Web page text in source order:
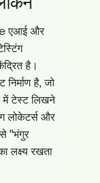
एआई और
है।
है, जो
में टेस्ट लिखने
लोकेटर्स और
"भंगुर
लक्ष्य रखता